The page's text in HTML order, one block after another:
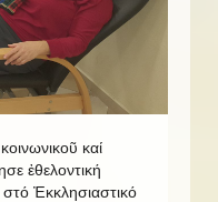
καί
ἐθελοντική
στό Ἐκκλησιαστικό